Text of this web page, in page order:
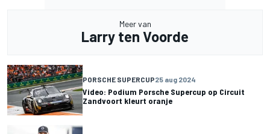
Meer van
Larry ten Voorde
PORSCHE SUPERCUP25 aug 2024
Video: Podium Porsche Supercup op Circuit
Zandvoort kleurt oranje